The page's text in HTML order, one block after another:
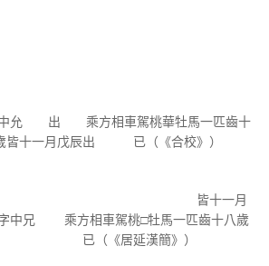
中允 出 乘方相車駕桃華牡馬一匹齒十
皆十一月戊辰出 已（《合校》）
:
十一月
字中兄 乘方相車駕桃□牡馬一匹齒十八歲
已（《居延漢簡》）